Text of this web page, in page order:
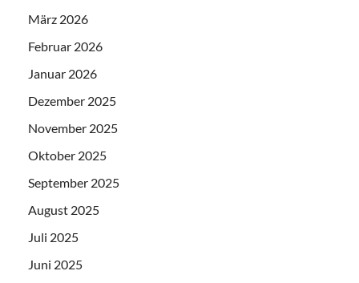
März 2026
Februar 2026
Januar 2026
Dezember 2025
November 2025
Oktober 2025
September 2025
August 2025
Juli 2025
Juni 2025